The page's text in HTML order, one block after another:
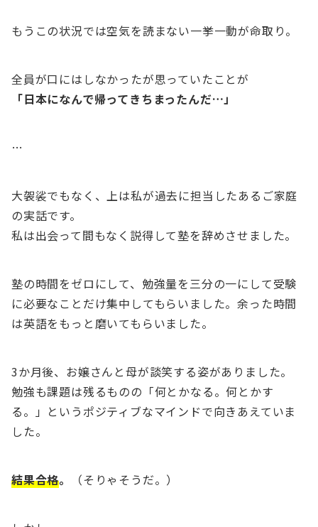
もうこの状況では空気を読まない一挙一動が命取り。
全員が口にはしなかったが思っていたことが
「日本になんで帰ってきちまったんだ…」
…
大袈裟でもなく、上は私が過去に担当したあるご家庭
の実話です。
私は出会って間もなく説得して塾を辞めさせました。
塾の時間をゼロにして、勉強量を三分の一にして受験
に必要なことだけ集中してもらいました。余った時間
は英語をもっと磨いてもらいました。
3か月後、お嬢さんと母が談笑する姿がありました。
勉強も課題は残るものの「何とかなる。何とかす
る。」というポジティブなマインドで向きあえていま
した。
結果合格。 （そりゃそうだ。）